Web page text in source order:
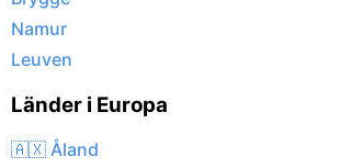
Namur
Leuven
Länder i Europa
🇦🇽 Åland